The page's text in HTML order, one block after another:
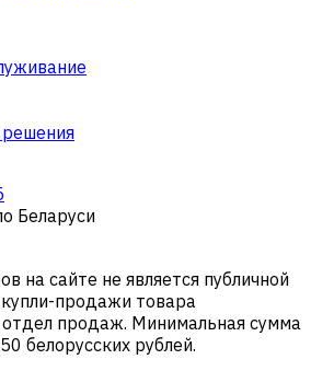
решения
Беларуси
на сайте не является публичной
продажи товара
продаж. Минимальная сумма
белорусских рублей.